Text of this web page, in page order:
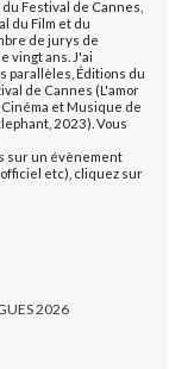
Festival de Cannes,
du Film et du
de jurys de
vingt ans. J'ai
parallèles, Éditions du
de Cannes (L'amor
et Musique de
2023). Vous
sur un évènement
etc), cliquez sur
2026